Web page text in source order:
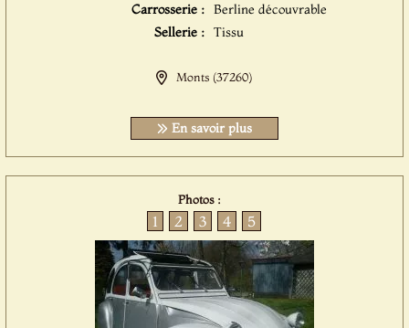
Carrosserie : Berline découvrable
Sellerie : Tissu
Monts (37260)
En savoir plus
Photos :
1 2 3 4 5